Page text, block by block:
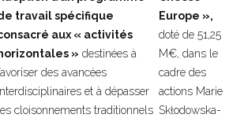
travail spécifique
aux « activités
horizontales » destinées à
des avancées
et à dépasser
cloisonnements traditionnels
Europe »,
doté de 51,25
M€, dans le
cadre des
actions Marie
Skłodowska-